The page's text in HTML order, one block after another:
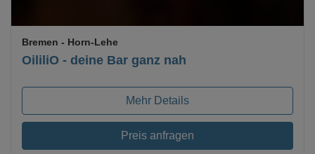
OililiO - deine Bar ganz nah
Bremen - Horn-Lehe
Mehr Details
Preis anfragen